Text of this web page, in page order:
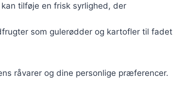
tilføje en frisk syrlighed, der
som gulerødder og kartofler til fadet
råvarer og dine personlige præferencer.